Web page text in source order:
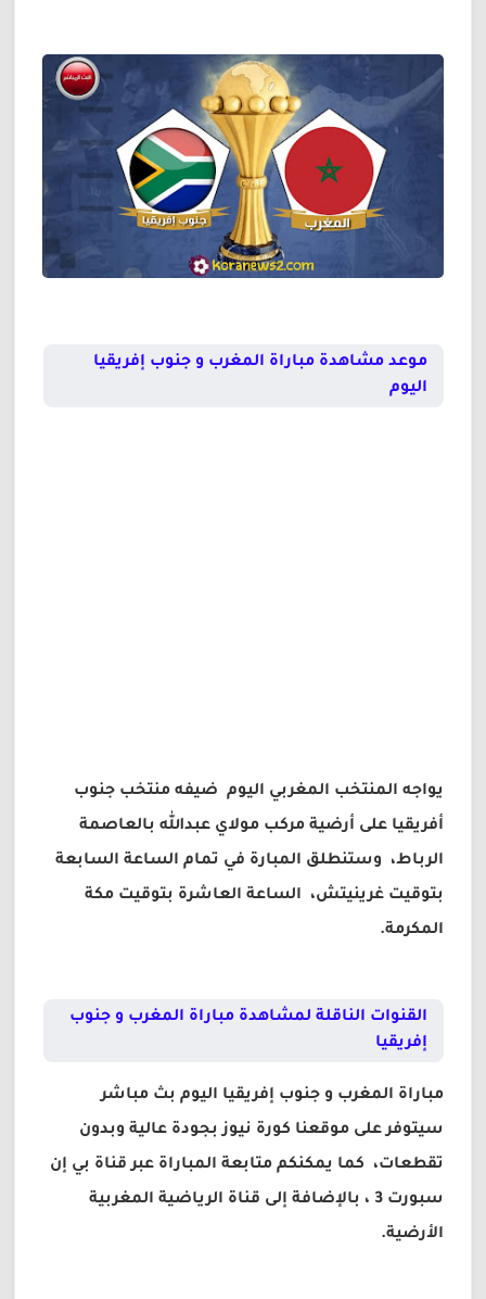
موعد مشاهدة مباراة المغرب و جنوب إفريقيا
اليوم
يواجه المنتخب المغربي اليوم ضيفه منتخب جنوب
أفريقيا على أرضية مركب مولاي عبدالله بالعاصمة
الرباط، وستنطلق المبارة في تمام الساعة السابعة
بتوقيت غرينيتش، الساعة العاشرة بتوقيت مكة
المكرمة.
القنوات الناقلة لمشاهدة مباراة المغرب و جنوب
إفريقيا
مباراة المغرب و جنوب إفريقيا اليوم بث مباشر
سيتوفر على موقعنا كورة نيوز بجودة عالية وبدون
تقطعات، كما يمكنكم متابعة المباراة عبر قناة بي إن
سبورت 3 ، بالإضافة إلى قناة الرياضية المغربية
الأرضية.